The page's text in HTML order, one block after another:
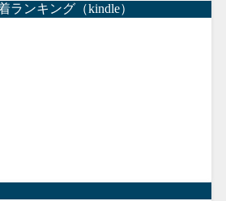
ランキング（kindle）